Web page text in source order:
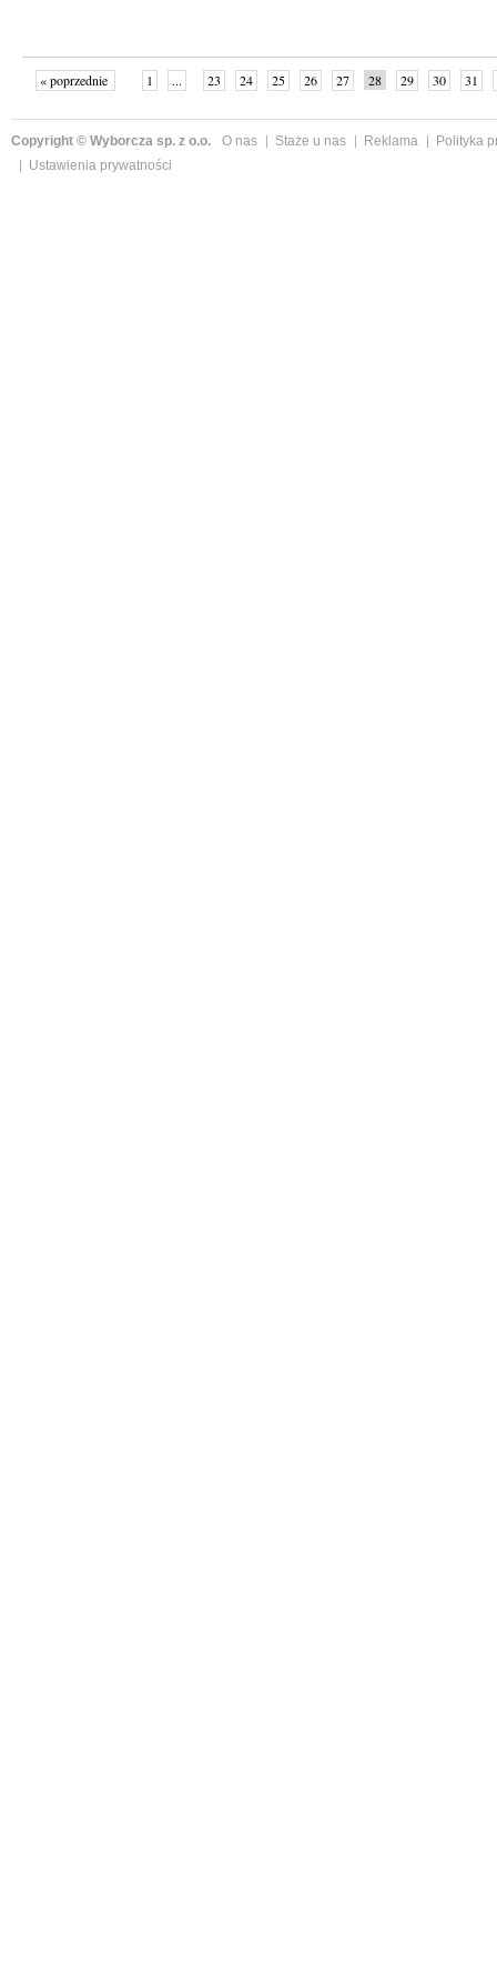
« poprzednie 1 ... 23 24 25 26 27 28 29 30 31
Copyright © Wyborcza sp. z o.o. O nas Staże u nas Reklama
Polityka
Ustawienia prywatności